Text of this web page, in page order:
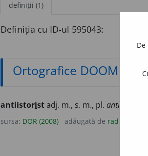
definiții (1)
Definiția cu ID-ul 595043:
Ortografice DOOM
antiistoristadj. m., s. m., pl. antiistor
sursa: DOR (2008) adăugată de raduborza